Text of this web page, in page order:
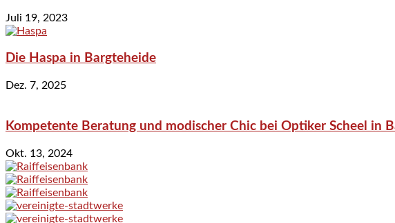
Juli 19, 2023
Die Haspa in Bargteheide
Dez. 7, 2025
Kompetente Beratung und modischer Chic bei Optiker Scheel in
Okt. 13, 2024